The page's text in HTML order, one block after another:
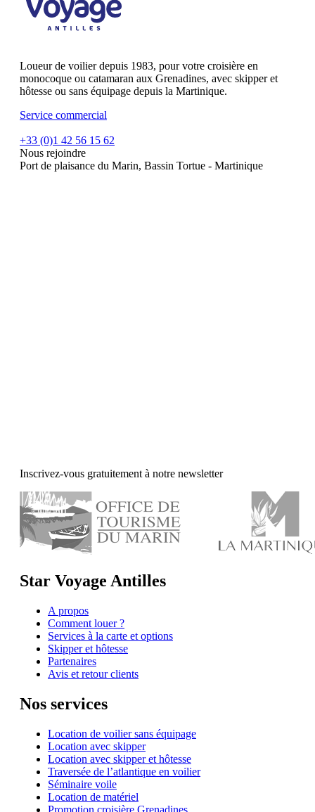
Loueur de voilier depuis 1983, pour votre croisière en
monocoque ou catamaran aux Grenadines, avec skipper et
hôtesse ou sans équipage depuis la Martinique.
Service commercial
+33 (0)1 42 56 15 62
Nous rejoindre
Port de plaisance du Marin, Bassin Tortue - Martinique
Inscrivez-vous gratuitement à notre newsletter
Star Voyage Antilles
A propos
Comment louer ?
Services à la carte et options
Skipper et hôtesse
Partenaires
Avis et retour clients
Nos services
Location de voilier sans équipage
Location avec skipper
Location avec skipper et hôtesse
Traversée de l’atlantique en voilier
Séminaire voile
Location de matériel
Promotion croisière Grenadines